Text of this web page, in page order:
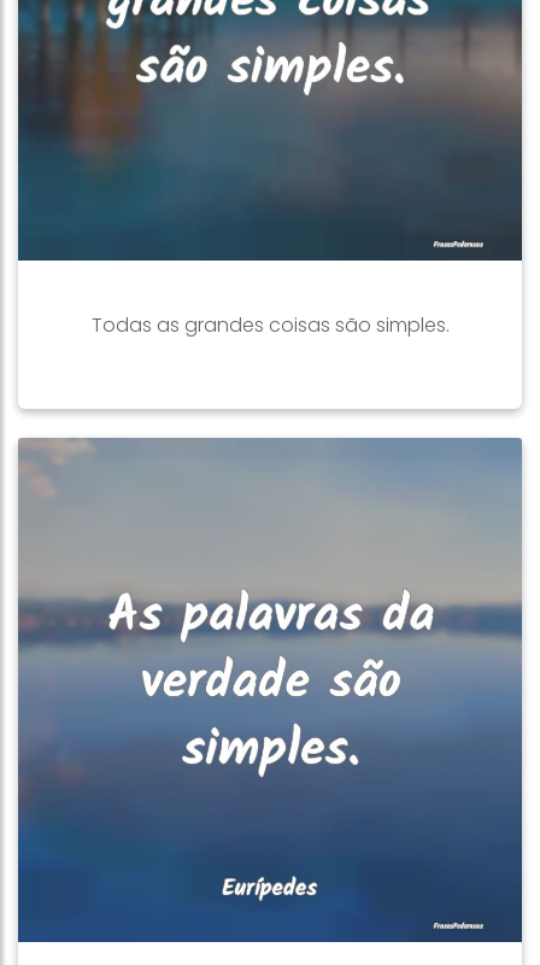
Todas as grandes coisas são simples.